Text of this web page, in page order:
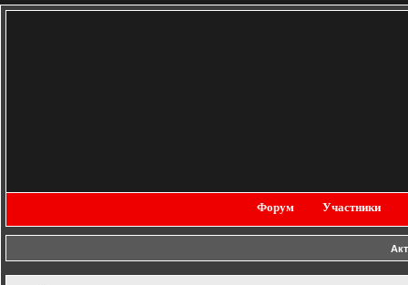
Форум Участники